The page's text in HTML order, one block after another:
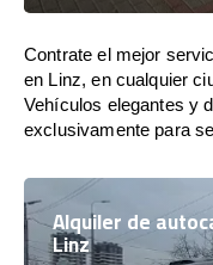
Contrate el mejor
en Linz, en cualquier
Vehículos elegantes y
exclusivamente para
Alquiler de
Linz